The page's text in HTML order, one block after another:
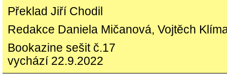
Překlad Jiří Chodil
Redakce Daniela Mičanová, Vojtěch
Bookazine sešit č.17
vychází 22.9.2022